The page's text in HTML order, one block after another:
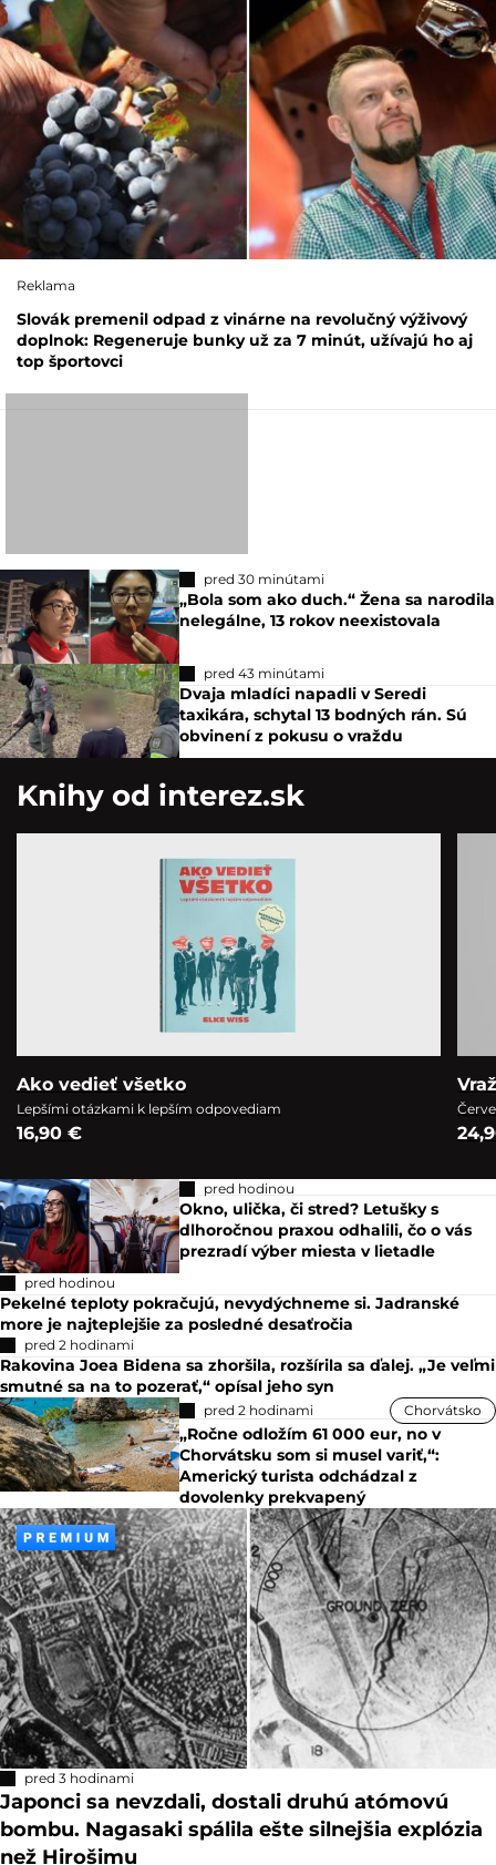
Reklama
Slovák premenil odpad z vinárne na revolučný výživový
doplnok: Regeneruje bunky už za 7 minút, užívajú ho aj
top športovci
pred 30 minútami
„Bola som ako duch.“ Žena sa narodila
nelegálne, 13 rokov neexistovala
pred 43 minútami
Dvaja mladíci napadli v Seredi
taxikára, schytal 13 bodných rán. Sú
obvinení z pokusu o vraždu
Knihy od interez.sk
Ako vedieť všetko
Lepšími otázkami k lepším odpovediam
16,90 €
pred hodinou
Okno, ulička, či stred? Letušky s
dlhoročnou praxou odhalili, čo o vás
prezradí výber miesta v lietadle
pred hodinou
Pekelné teploty pokračujú, nevydýchneme si. Jadranské
more je najteplejšie za posledné desaťročia
pred 2 hodinami
Rakovina Joea Bidena sa zhoršila, rozšírila sa ďalej. „Je veľmi
smutné sa na to pozerať,“ opísal jeho syn
pred 2 hodinami Chorvátsko
„Ročne odložím 61 000 eur, no v
Chorvátsku som si musel variť,“:
Americký turista odchádzal z
dovolenky prekvapený
pred 3 hodinami
Japonci sa nevzdali, dostali druhú atómovú
bombu. Nagasaki spálila ešte silnejšia explózia
než Hirošimu